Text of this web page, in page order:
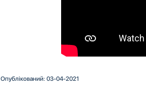
Опублікований: 03-04-2021